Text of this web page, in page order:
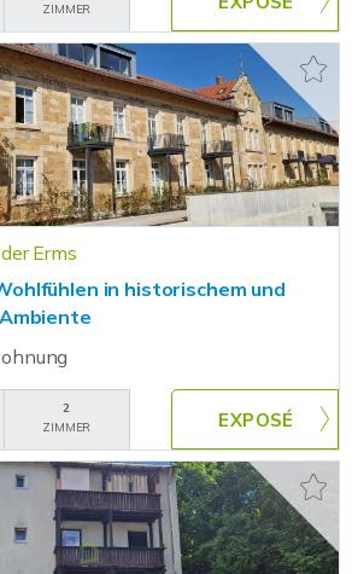
ZIMMER
Erms
in historischem und
2
ZIMMER